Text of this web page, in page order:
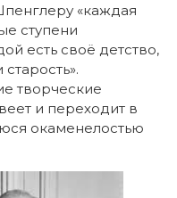
«каждая
ступени
есть своё детство,
творческие
и переходит в
окаменелостью